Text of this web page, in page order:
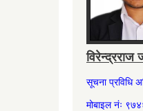
विरेन्द्रराज
सूचना प्रविधि
मोबाइल नंः